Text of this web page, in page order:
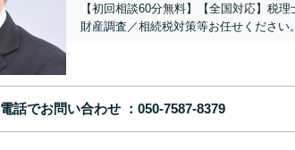
【初回相談60分無料】【全国対応】税
財産調査／相続税対策等お任せください
電話でお問い合わせ